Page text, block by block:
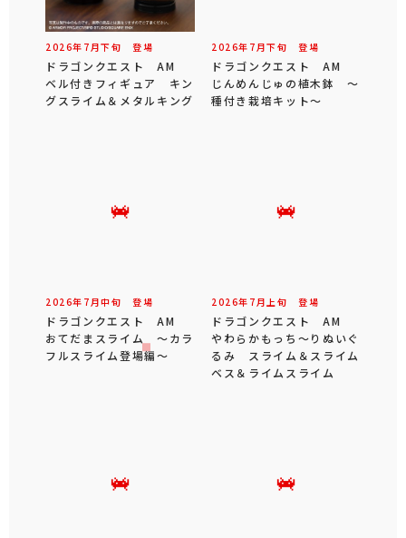
2026年 7 月下旬 登場
ドラゴンクエスト AM
ベル付きフィギュア キン
グスライム＆メタルキング
2026年 7 月下旬 登場
ドラゴンクエスト AM
じんめんじゅの植木鉢 ～
種付き栽培キット～
2026年 7 月中旬 登場
ドラゴンクエスト AM
おてだまスライム ～カラ
フルスライム登場編～
2026年 7 月 上旬 登場
ドラゴンクエスト AM
やわらかもっち～りぬいぐ
るみ スライム＆スライム
ベス＆ライムスライム